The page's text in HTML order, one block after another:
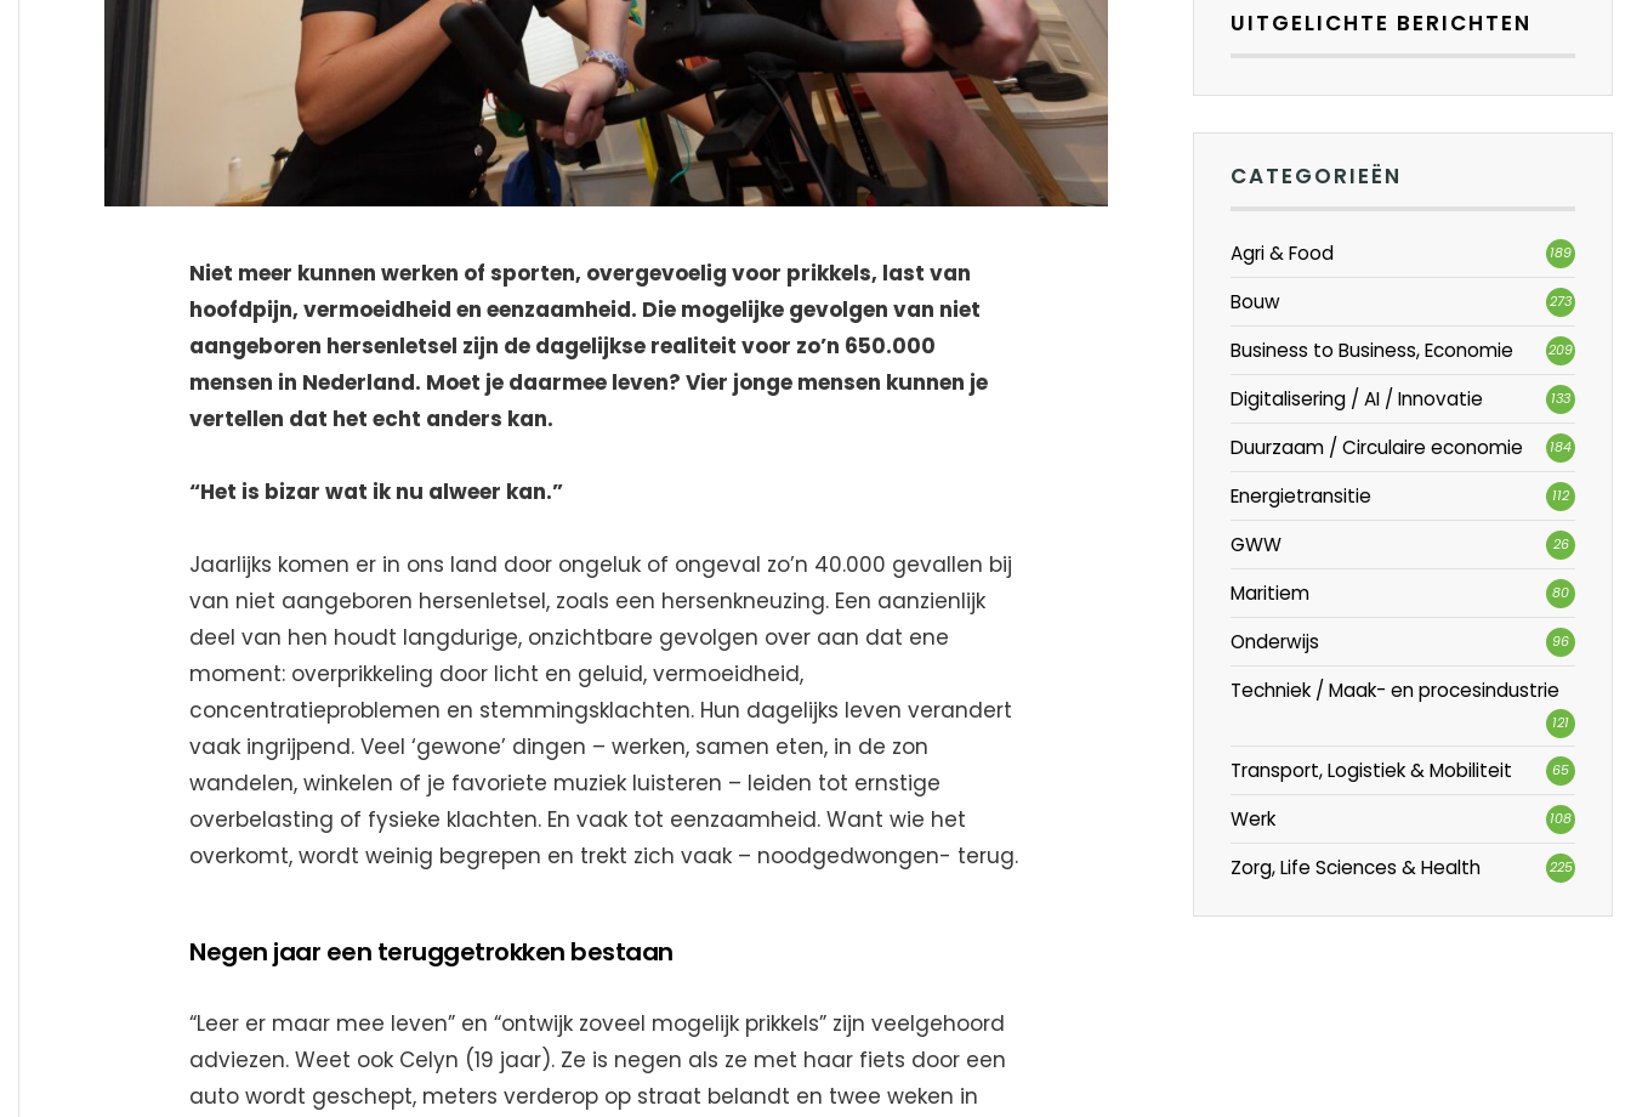
Niet meer kunnen werken of sporten, overgevoelig voor prikkels, last van
hoofdpijn, vermoeidheid en eenzaamheid. Die mogelijke gevolgen van niet
aangeboren hersenletsel zijn de dagelijkse realiteit voor zo’n 650.000
mensen in Nederland. Moet je daarmee leven? Vier jonge mensen kunnen je
vertellen dat het echt anders kan.
“Het is bizar wat ik nu alweer kan.”
Jaarlijks komen er in ons land door ongeluk of ongeval zo’n 40.000 gevallen bij
van niet aangeboren hersenletsel, zoals een hersenkneuzing. Een aanzienlijk
deel van hen houdt langdurige, onzichtbare gevolgen over aan dat ene
moment: overprikkeling door licht en geluid, vermoeidheid,
concentratieproblemen en stemmingsklachten. Hun dagelijks leven verandert
vaak ingrijpend. Veel ‘gewone’ dingen – werken, samen eten, in de zon
wandelen, winkelen of je favoriete muziek luisteren – leiden tot ernstige
overbelasting of fysieke klachten. En vaak tot eenzaamheid. Want wie het
overkomt, wordt weinig begrepen en trekt zich vaak – noodgedwongen- terug.
Negen jaar een teruggetrokken bestaan
“Leer er maar mee leven” en “ontwijk zoveel mogelijk prikkels” zijn veelgehoord
adviezen. Weet ook Celyn (19 jaar). Ze is negen als ze met haar fiets door een
auto wordt geschept, meters verderop op straat belandt en twee weken in
UITGELICHTE BERICHTEN
CATEGORIEËN
Agri & Food 189
Bouw 273
Business to Business, Economie 209
Digitalisering / AI / Innovatie 133
Duurzaam / Circulaire economie 184
Energietransitie 112
GWW 26
Maritiem 80
Onderwijs 96
Techniek / Maak- en procesindustrie
121
Transport, Logistiek & Mobiliteit 65
Werk 108
Zorg, Life Sciences & Health 225